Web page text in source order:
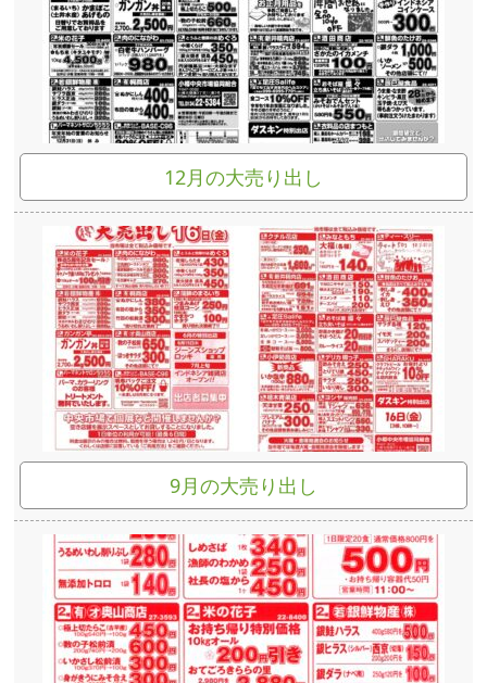
12月の大売り出し
9月の大売り出し